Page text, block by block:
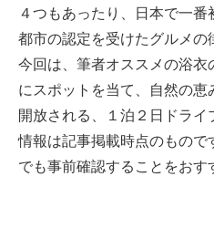
４つもあったり、日本で一
都市の認定を受けたグルメ
今回は、筆者オススメの浴衣
にスポットを当て、自然の恵
開放される、１泊２日ドラ
情報は記事掲載時点のもの
でも事前確認することをおす